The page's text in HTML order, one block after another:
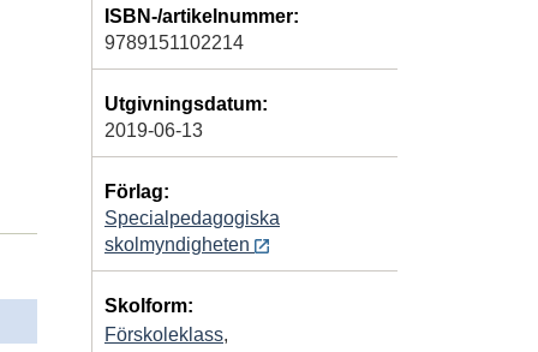
ISBN-/artikelnummer:
9789151102214
Utgivningsdatum:
2019-06-13
Förlag:
Specialpedagogiska
skolmyndigheten
Skolform:
Förskoleklass,